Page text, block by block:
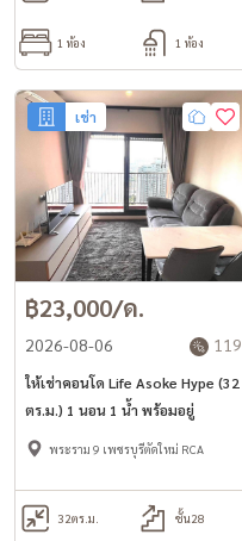
1 ห้อง 1 ห้อง
เช่า
฿23,000/ด.
2026-08-06 119
ให้เช่าคอนโด Life Asoke Hype (32
ตร.ม.) 1 นอน 1 น้ำ พร้อมอยู่
พระราม 9 เพชรบุรีตัดใหม่ RCA
32ตร.ม. ชั้น28